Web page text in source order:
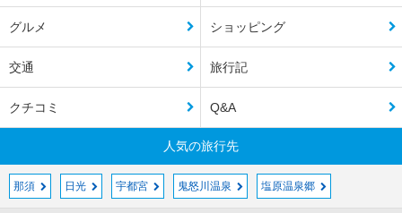
グルメ ショッピング
交通 旅行記
クチコミ Q&A
人気の旅行先
那須 日光 宇都宮 鬼怒川温泉 塩原温泉郷